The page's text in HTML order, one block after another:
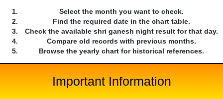
Select the month you want to check.
Find the required date in the chart table.
Check the available shri ganesh night result for that day.
Compare old records with previous months.
Browse the yearly chart for historical references.
Important Information